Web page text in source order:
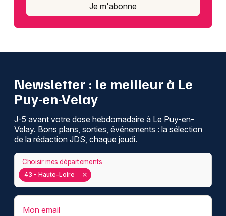
Je m'abonne
Newsletter : le meilleur à Le
Puy-en-Velay
J-5 avant votre dose hebdomadaire à Le Puy-en-
Velay. Bons plans, sorties, événements : la sélection
de la rédaction JDS, chaque jeudi.
43 - Haute-Loire
Choisir mes départements
Mon email